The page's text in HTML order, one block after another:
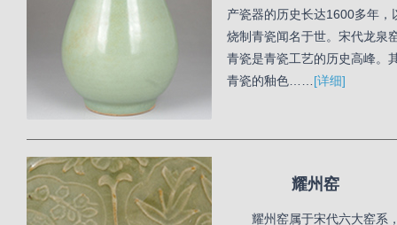
产瓷器的历史长达1600多年，
烧制青瓷闻名于世。宋代龙泉
青瓷是青瓷工艺的历史高峰。
青瓷的釉色…… [详细]
耀州窑
耀州窑属于宋代六大窑系